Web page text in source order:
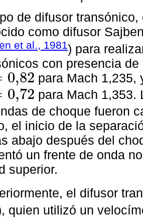
de difusor
como difusor
et al., 1981) para
con presencia
0,82 para Mach 1,235,
0,72 para Mach 1,353.
de choque fueron
el inicio de la
abajo después del
un frente de onda
superior.
el difusor
quien utilizó un